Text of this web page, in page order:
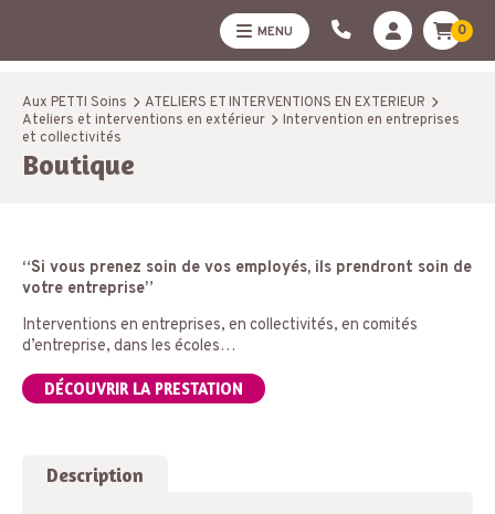
MENU 0
Aux PETTI Soins
ATELIERS ET INTERVENTIONS EN EXTERIEUR
Ateliers et interventions en extérieur
Intervention en entreprises
et collectivités
Boutique
“Si vous prenez soin de vos employés, ils prendront soin de
votre entreprise”
Interventions en entreprises, en collectivités, en comités
d’entreprise, dans les écoles…
DÉCOUVRIR LA PRESTATION
Description